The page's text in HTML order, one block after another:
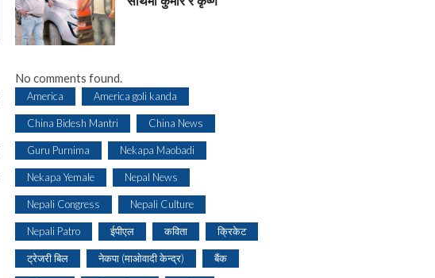
No comments found.
America America goli kanda
China Bidesh Mantri China News
Guru Purnima Nekapa Maobadi
Nekapa Yemale Nepal News
Nepali Congress Nepali Culture
Nepali Patro ईपीएल कविता क्रिकेट
ट्रेजरी बिल नेकपा (माओवादी केन्द्र) बैंक